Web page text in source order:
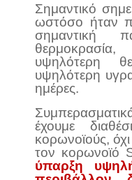
Σημαντικό
ωστόσο ήταν
σημαντική
υψηλότερη
υψηλότερη
ημέρες.
έχουμε
κορωνοϊούς,
τον κορωνοϊό
ύπαρξη